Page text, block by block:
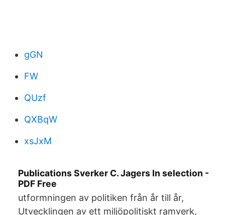
gGN
FW
QUzf
QXBqW
xsJxM
Publications Sverker C. Jagers In selection -
PDF Free
utformningen av politiken från år till år,
Utvecklingen av ett miljöpolitiskt ramverk,